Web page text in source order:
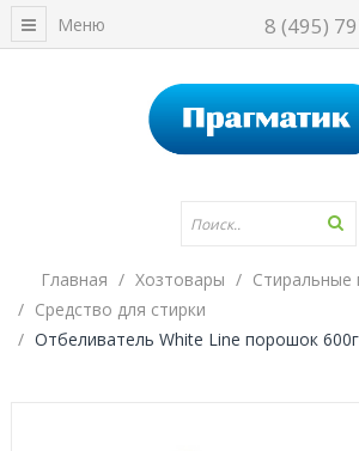
8 (495)
Меню
Главная Хозтовары
Стиральные
Средство для стирки
Отбеливатель White Line порошок